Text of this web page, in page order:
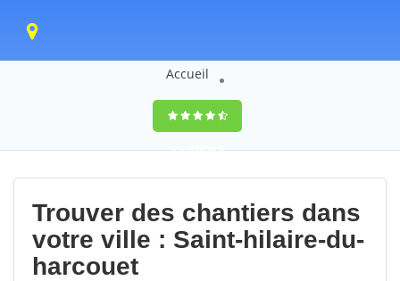
Accueil
9,5(100%)0
votes
Trouver des chantiers dans
votre ville : Saint-hilaire-du-
harcouet